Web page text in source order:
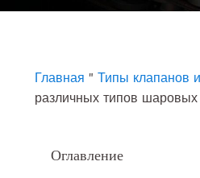
k
n
Главная " Типы клапанов
различных типов шаровых
Оглавление